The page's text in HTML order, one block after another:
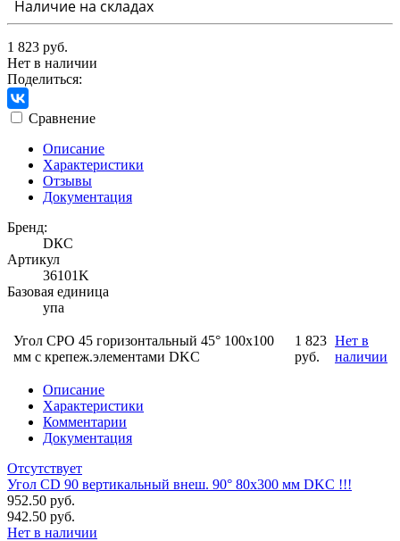
Наличие на складах
1 823 руб.
Нет в наличии
Поделиться:
Сравнение
Описание
Характеристики
Отзывы
Документация
Бренд:
DКС
Артикул
36101K
Базовая единица
упа
Угол CPO 45 горизонтальный 45° 100х100
мм с крепеж.элементами DKC
1 823
руб.
Нет в
наличии
Описание
Характеристики
Комментарии
Документация
Отсутствует
Угол CD 90 вертикальный внеш. 90° 80х300 мм DKC !!!
952.50 руб.
942.50 руб.
Нет в наличии